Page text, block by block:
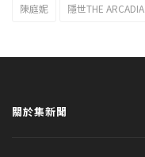
陳庭妮 隱世THE ARCADIA
關於集新聞